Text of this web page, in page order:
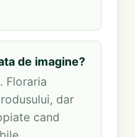
de imagine?
Floraria
dar
cand